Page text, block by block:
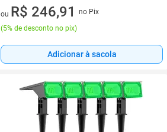
3 vez de R$ 86,63 sem juros
ou R$ 246,91
no Pix
(5% de desconto no pix)
Adicionar à sacola